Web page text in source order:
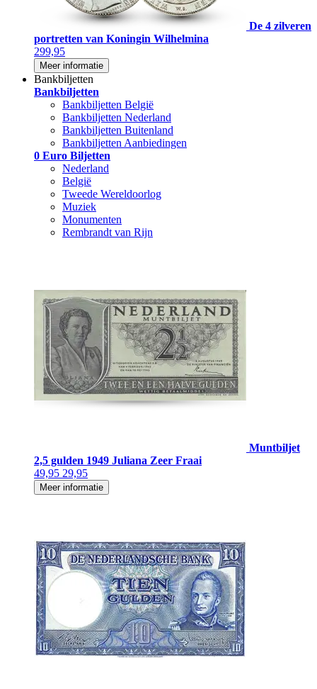
De 4 zilveren
portretten van Koningin Wilhelmina
299,95
Meer informatie
Bankbiljetten
Bankbiljetten
Bankbiljetten België
Bankbiljetten Nederland
Bankbiljetten Buitenland
Bankbiljetten Aanbiedingen
0 Euro Biljetten
Nederland
België
Tweede Wereldoorlog
Muziek
Monumenten
Rembrandt van Rijn
Muntbiljet
2,5 gulden 1949 Juliana Zeer Fraai
49,95 29,95
Meer informatie